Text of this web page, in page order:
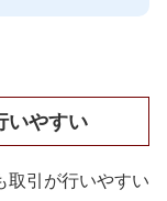
いやすい
取引が行いやすい